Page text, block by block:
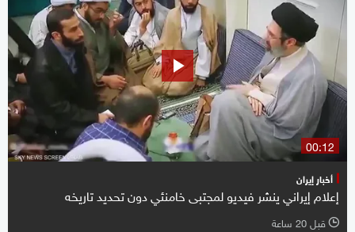
00:12
أخبار إيران
إعلام إيراني ينشر فيديو لمجتبى خامنئي دون تحديد تاريخه
l قبل 20 ساعة